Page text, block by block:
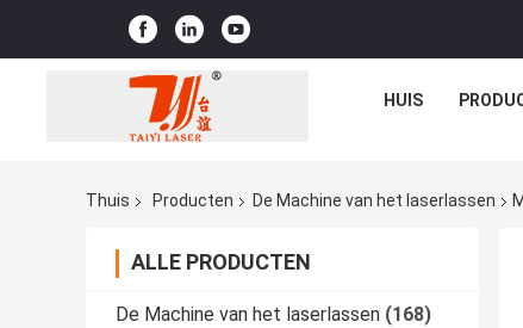
HUIS
Thuis Producten De Machine van het laserlassen
ALLE PRODUCTEN
De Machine van het laserlassen (168)